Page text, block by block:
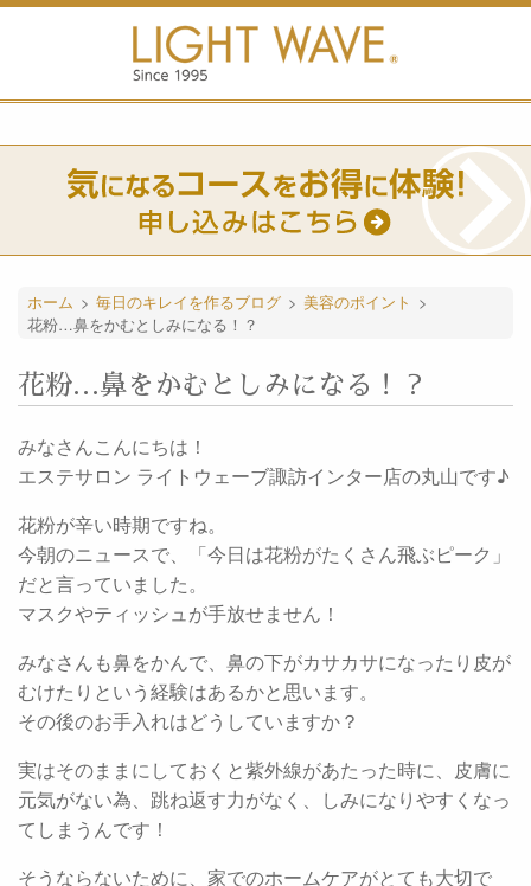
ホーム > 毎日のキレイを作るブログ > 美容のポイント >
花粉…鼻をかむとしみになる！？
花粉…鼻をかむとしみになる！？
みなさんこんにちは！
エステサロン ライトウェーブ諏訪インター店の丸山です♪
花粉が辛い時期ですね。
今朝のニュースで、「今日は花粉がたくさん飛ぶピーク」
だと言っていました。
マスクやティッシュが手放せません！
みなさんも鼻をかんで、鼻の下がカサカサになったり皮が
むけたりという経験はあるかと思います。
その後のお手入れはどうしていますか？
実はそのままにしておくと紫外線があたった時に、皮膚に
元気がない為、跳ね返す力がなく、しみになりやすくなっ
てしまうんです！
そうならないために、家でのホームケアがとても大切で